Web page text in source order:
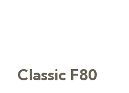
Classic F80